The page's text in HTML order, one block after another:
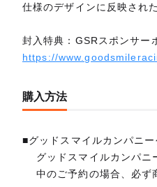
仕様のデザインに反映され
封入特典：GSRスポンサー
https://
購入方法
■グッドスマイルカンパニ
グッドスマイルカンパニ
中のご予約の場合、必ず